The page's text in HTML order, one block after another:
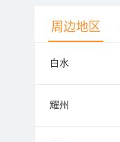
周边地区
白水
耀州